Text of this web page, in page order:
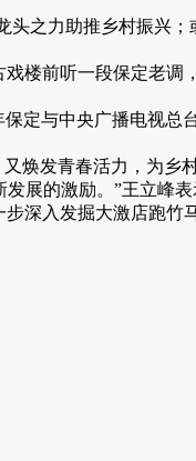
之力助推乡村振兴
楼前听一段保定老调
定与中央广播电视总
焕发青春活力，为乡
展的激励。”王立峰表
深入发掘大激店跑